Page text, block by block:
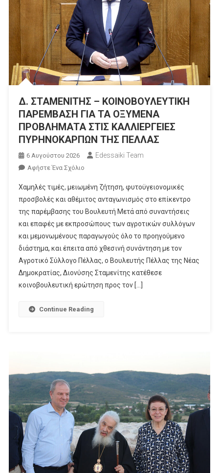
Δ. ΣΤΑΜΕΝΙΤΗΣ – ΚΟΙΝΟΒΟΥΛΕΥΤΙΚΗ
ΠΑΡΕΜΒΑΣΗ ΓΙΑ ΤΑ ΟΞΥΜΕΝΑ
ΠΡΟΒΛΗΜΑΤΑ ΣΤΙΣ ΚΑΛΛΙΕΡΓΕΙΕΣ
ΠΥΡΗΝΟΚΑΡΠΩΝ ΤΗΣ ΠΕΛΛΑΣ
6 Αυγούστου 2026 Edessaiki Team
Αφήστε Ένα ΣχόλιοΓια
Δ.
ΣΤΑΜΕΝΙΤΗΣ
–
ΚΟΙΝΟΒΟΥΛΕΥΤΙΚΗ
ΠΑΡΕΜΒΑΣΗ
ΓΙΑ
ΤΑ
ΟΞΥΜΕΝΑ
ΠΡΟΒΛΗΜΑΤΑ
ΣΤΙΣ
ΠΥΡΗΝΟΚΑΡΠΩΝ
Χαμηλές τιμές, μειωμένη ζήτηση, φυτοϋγειονομικές
προσβολές και αθέμιτος ανταγωνισμός στο επίκεντρο
της παρέμβασης του Βουλευτή Μετά από συναντήσεις
και επαφές με εκπροσώπους των αγροτικών συλλόγων
και μεμονωμένους παραγωγούς όλο το προηγούμενο
διάστημα, και έπειτα από χθεσινή συνάντηση με τον
Αγροτικό Σύλλογο Πέλλας, ο Βουλευτής Πέλλας της Νέας
Δημοκρατίας, Διονύσης Σταμενίτης κατέθεσε
κοινοβουλευτική ερώτηση προς τον […]
Continue Reading